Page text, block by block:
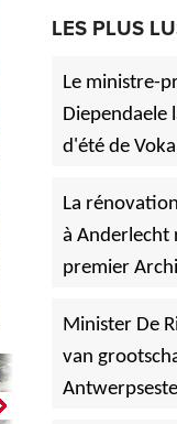
LES PLUS
Le ministre-
Diependaele
d'été de
La
à Anderlecht
premier
Minister De
van